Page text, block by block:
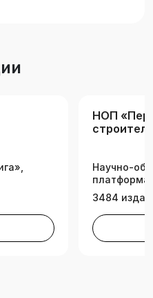
НОП
Научно-
платформа
3484